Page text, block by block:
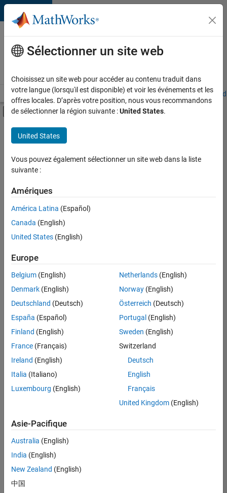
Passer au contenu
Votre
carrière
chez
Accueil Explorer nos opportunités Adresses de nos bureaux
Activer/désactiver l'affichage du menu
Contenu principal
FILTRER PAR
Infrastructure et architecture
Gestion des programmes
Ingénierie de la qualité
Enregistrer
sélectionnées
Les
descriptions
poste
n’ont
pas
été
traduites.
Effectuez
lieu
pour
l’ensemble
des
opportunités
Sélectionner un site web
Choisissez un site web pour accéder au contenu traduit dans
votre langue (lorsqu'il est disponible) et voir les événements et les
offres locales. D’après votre position, nous vous recommandons
de sélectionner la région suivante :United States.
United States
Vous pouvez également sélectionner un site web dans la liste
suivante :
Amériques
América Latina (Español)
Canada (English)
United States (English)
Europe
Belgium (English)
Denmark (English)
Deutschland (Deutsch)
España (Español)
Finland (English)
France (Français)
Ireland (English)
Italia (Italiano)
Luxembourg (English)
Netherlands(English)
Norway(English)
Österreich (Deutsch)
Portugal (English)
Sweden (English)
Switzerland
Deutsch
English
Français
United Kingdom(English)
Asie-Pacifique
Australia (English)
India (English)
New Zealand (English)
中国